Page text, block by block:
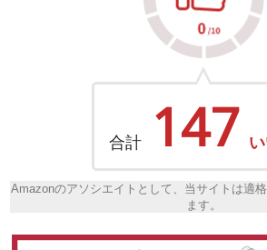
合計 147
Amazonのアソシエイトとして、当サイトは適
ます。